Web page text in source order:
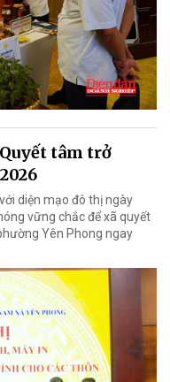
tâm trở
diện mạo đô thị ngày
vững chắc để xã quyết
Yên Phong ngay